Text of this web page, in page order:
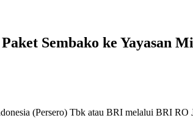
Sembako ke Yayasan
(Persero) Tbk atau BRI melalui BRI RO